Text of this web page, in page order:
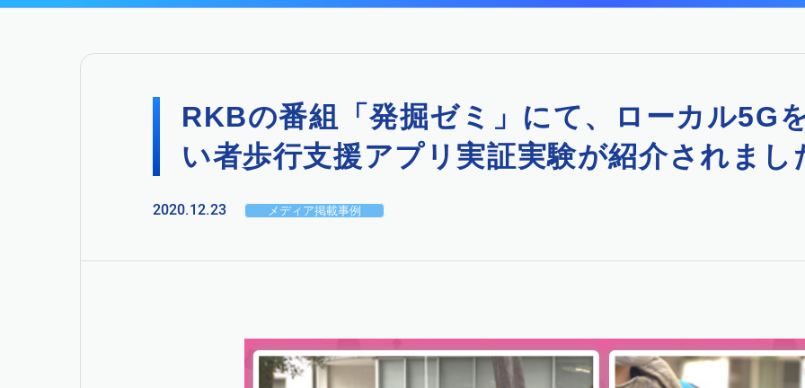
RKBの番組「発掘ゼミ」にて、ローカル5G
い者歩行支援アプリ実証実験が紹介されまし
2020.12.23 メディア掲載事例